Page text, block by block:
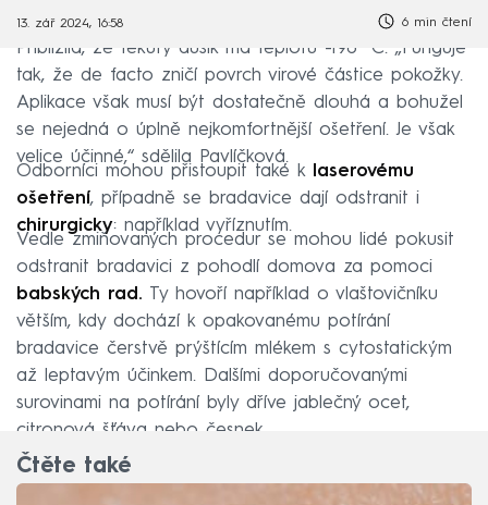
13. zář 2024, 16:58 6 min čtení
Přiblížila, že tekutý dusík má teplotu -196 °C. „Funguje
tak, že de facto zničí povrch virové částice pokožky.
Aplikace však musí být dostatečně dlouhá a bohužel
se nejedná o úplně nejkomfortnější ošetření. Je však
velice účinné,“ sdělila Pavlíčková.
Odborníci mohou přistoupit také k
laserovému
ošetření, případně se bradavice dají odstranit i
chirurgicky: například vyříznutím.
Vedle zmiňovaných procedur se mohou lidé pokusit
odstranit bradavici z pohodlí domova za pomoci
babských rad. Ty hovoří například o vlaštovičníku
větším, kdy dochází k opakovanému potírání
bradavice čerstvě prýštícím mlékem s cytostatickým
až leptavým účinkem. Dalšími doporučovanými
surovinami na potírání byly dříve jablečný ocet,
citronová šťáva nebo česnek.
Čtěte také